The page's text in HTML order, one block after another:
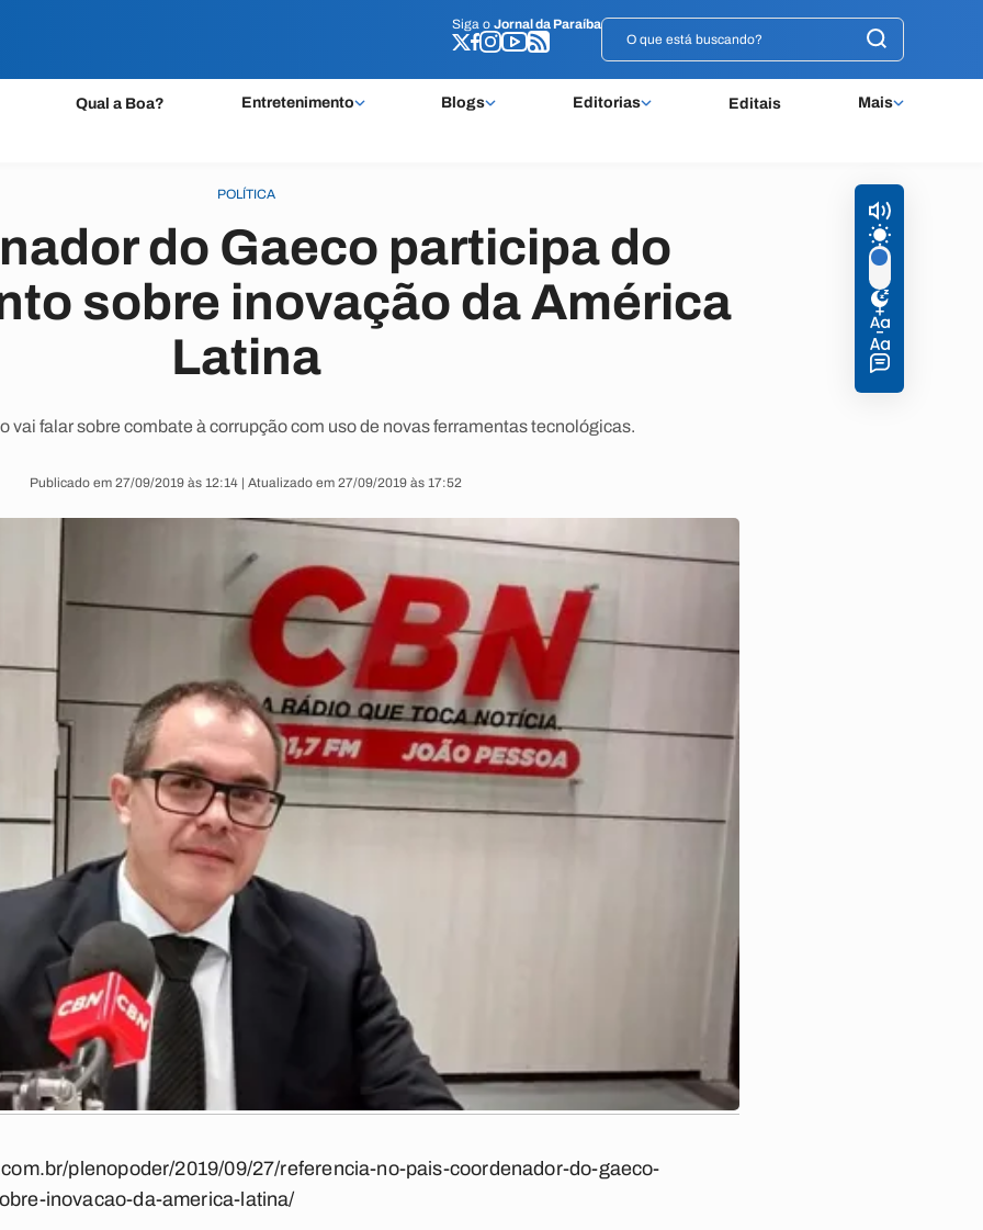
Siga o Jornal da Paraíba
Qual a Boa? Entretenimento Blogs Editorias Editais Mais
Siga o Jornal da Paraíba
POLÍTICA
do Gaeco participa do
sobre inovação da América
Latina
vai falar sobre combate à corrupção com uso de novas ferramentas tecnológicas.
Publicado em 27/09/2019 às 12:14 | Atualizado em 27/09/2019 às 17:52
plenopoder/2019/09/27/referencia-no-pais-coordenador-do-gaeco-
inovacao-da-america-latina/